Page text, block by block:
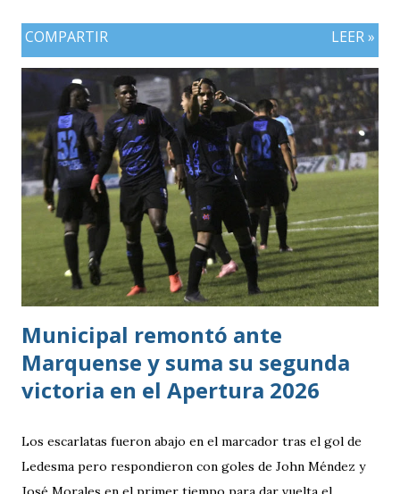
tres puntos y diferencia de -1, mientras Antigua y Barbuda
cerró sin sumar. ¿Por qué Guatemala terminó tercera y
dependió de otros resultados? Porque el equipo solo
consiguió imponer condiciones frente al rival más débil del
grupo. En los dos partidos que definían la clasificación fue
superado en posesión, producción ofensiva y generación de
ocasiones de gol. La goleada frente a México terminó
siendo la consecuencia más visible de una diferencia que ya
se había manifestado ante Costa Rica y que obligó a la
Bicolor a llegar a la última jornada pendiente de otros
resultados, particularmente del de Honduras vs. Panamá.
COMPARTIR LEER »
Municipal remontó ante
Marquense y suma su segunda
victoria en el Apertura 2026
Los escarlatas fueron abajo en el marcador tras el gol de
Ledesma pero respondieron con goles de John Méndez y